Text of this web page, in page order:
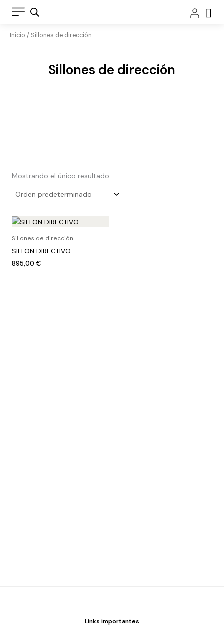
Inicio / Sillones de dirección
Sillones de dirección
Mostrando el único resultado
Sillones de dirección
SILLON DIRECTIVO
895,00 €
Links importantes